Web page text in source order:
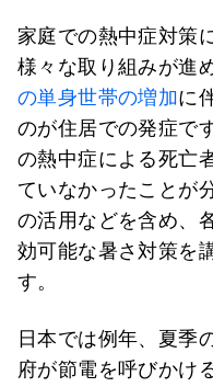
家庭での熱中症対策
様々な取り組みが進
の単身世帯の増加に
のが住居での発症で
の熱中症による死亡
ていなかったことが
の活用などを含め、
効可能な暑さ対策を
す。
日本では例年、夏季
府が節電を呼びかけ